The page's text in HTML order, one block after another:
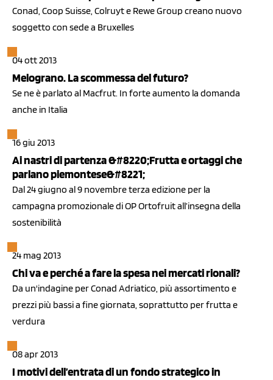
Conad, Coop Suisse, Colruyt e Rewe Group creano nuovo
soggetto con sede a Bruxelles
04 ott 2013
Melograno. La scommessa del futuro?
Se ne è parlato al Macfrut. In forte aumento la domanda
anche in Italia
16 giu 2013
Ai nastri di partenza &#8220;Frutta e ortaggi che
parlano piemontese&#8221;
Dal 24 giugno al 9 novembre terza edizione per la
campagna promozionale di OP Ortofruit all’insegna della
sostenibilità
24 mag 2013
Chi va e perché a fare la spesa nei mercati rionali?
Da un'indagine per Conad Adriatico, più assortimento e
prezzi più bassi a fine giornata, soprattutto per frutta e
verdura
08 apr 2013
I motivi dell’entrata di un fondo strategico in